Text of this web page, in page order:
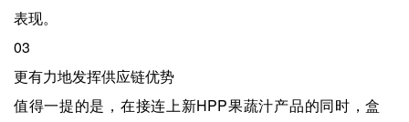
表现。
03
更有力地发挥供应链优势
值得一提的是，在接连上新HPP果蔬汁产品的同时，盒